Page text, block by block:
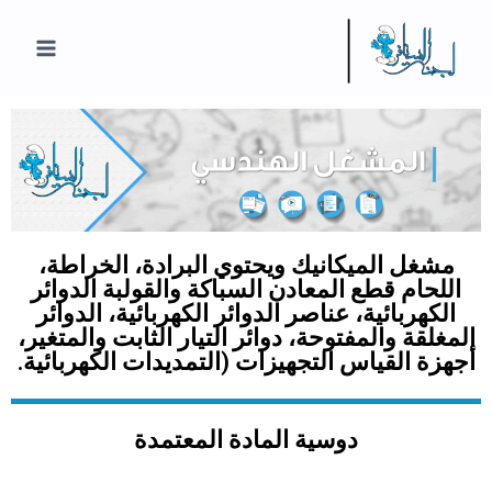
مشغل الميكانيك ويحتوي البرادة، الخراطة،
اللحام قطع المعادن السباكة والقولبة الدوائر
الكهربائية، عناصر الدوائر الكهربائية، الدوائر
المغلقة والمفتوحة، دوائر التيار الثابت والمتغير،
أجهزة القياس التجهيزات (التمديدات الكهربائية.
دوسية المادة المعتمدة